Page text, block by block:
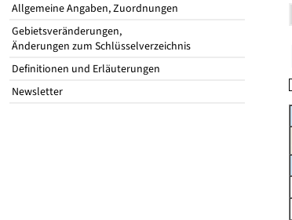
Allgemeine Angaben, Zuordnungen
Gebietsveränderungen,
Änderungen zum Schlüsselverzeichnis
Definitionen und Erläuterungen
Newsletter